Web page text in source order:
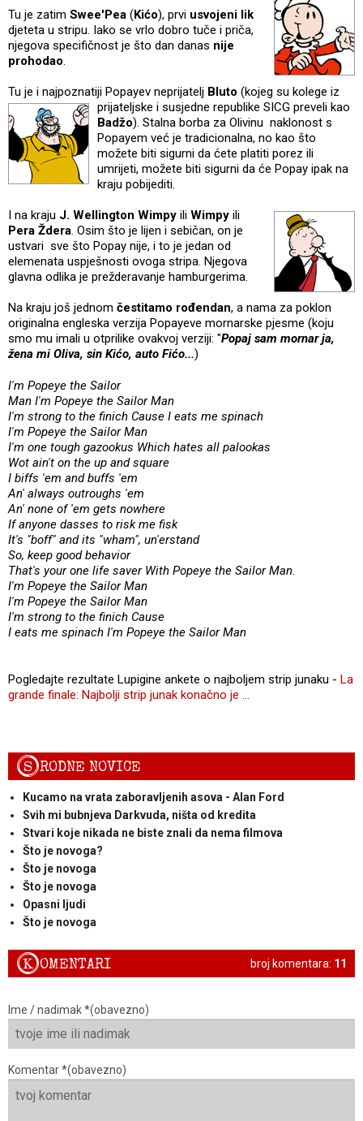
Tu je zatim Swee'Pea (Kićo), prvi usvojeni lik
djeteta u stripu. Iako se vrlo dobro tuče i priča,
njegova specifičnost je što dan danas nije
prohodao.
Tu je i najpoznatiji Popayev neprijatelj Bluto (kojeg su kolege iz
prijateljske i susjedne republike SICG preveli kao
Badžo). Stalna borba za Olivinu naklonost s
Popayem već je tradicionalna, no kao što
možete biti sigurni da ćete platiti porez ili
umrijeti, možete biti sigurni da će Popay ipak na
kraju pobijediti.
I na kraju J. Wellington Wimpy ili Wimpy ili
Pera Ždera. Osim što je lijen i sebičan, on je
ustvari sve što Popay nije, i to je jedan od
elemenata uspješnosti ovoga stripa. Njegova
glavna odlika je prežderavanje hamburgerima.
Na kraju još jednom čestitamo rođendan, a nama za poklon
originalna engleska verzija Popayeve mornarske pjesme (koju
smo mu imali u otprilike ovakvoj verziji: "Popaj sam mornar ja,
žena mi Oliva, sin Kićo, auto Fićo...)
I'm Popeye the Sailor
Man I'm Popeye the Sailor Man
I'm strong to the finich Cause I eats me spinach
I'm Popeye the Sailor Man
I'm one tough gazookus Which hates all palookas
Wot ain't on the up and square
I biffs 'em and buffs 'em
An' always outroughs 'em
An' none of 'em gets nowhere
If anyone dasses to risk me fisk
It's "boff" and its "wham", un'erstand
So, keep good behavior
That's your one life saver With Popeye the Sailor Man.
I'm Popeye the Sailor Man
I'm Popeye the Sailor Man
I'm strong to the finich Cause
I eats me spinach I'm Popeye the Sailor Man
Pogledajte rezultate Lupigine ankete o najboljem strip junaku - La
grande finale: Najbolji strip junak konačno je ...
SRODNE NOVICE
Kucamo na vrata zaboravljenih asova - Alan Ford
Svih mi bubnjeva Darkvuda, ništa od kredita
Stvari koje nikada ne biste znali da nema filmova
Što je novoga?
Što je novoga
Što je novoga
Opasni ljudi
Što je novoga
broj komentara: 11
KOMENTARI
Ime / nadimak *(obavezno)
Komentar *(obavezno)